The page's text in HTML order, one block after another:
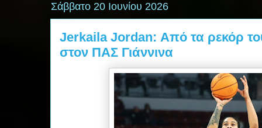
Σάββατο 20 Ιουνίου 2026
Jerkaila Jordan: Από τα ρεκόρ
στον ΠΑΣ Γιάννινα